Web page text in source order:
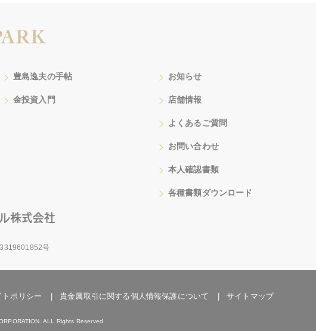
豊島逸夫の手帖
金投資入門
お知らせ
店舗情報
よくあるご質問
お問い合わせ
本人確認書類
各種書類ダウンロード
号
トポリシー 貴金属取引に関する個人情報保護について サイトマップ
ALL Rights Reserved.